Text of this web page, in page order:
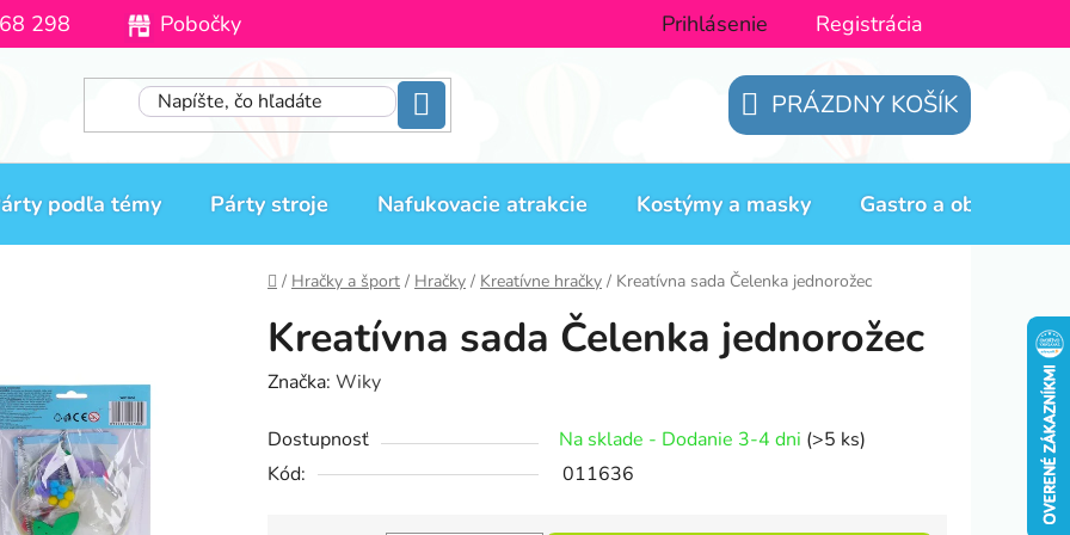
298 Pobočky Prihlásenie Registrácia
NÁKUPNÝ
KOŠÍK
PRÁZDNY KOŠÍK
podľa témy Párty stroje Nafukovacie atrakcie Kostýmy a masky Gastro a obaly
Domov
/ Hračky a šport / Hračky / Kreatívne hračky / Kreatívna sada Čelenka jednorožec
Kreatívna sada Čelenka jednorožec
Značka: Wiky
Dostupnosť Na sklade - Dodanie 3-4 dni (>5 ks)
Kód:
011636